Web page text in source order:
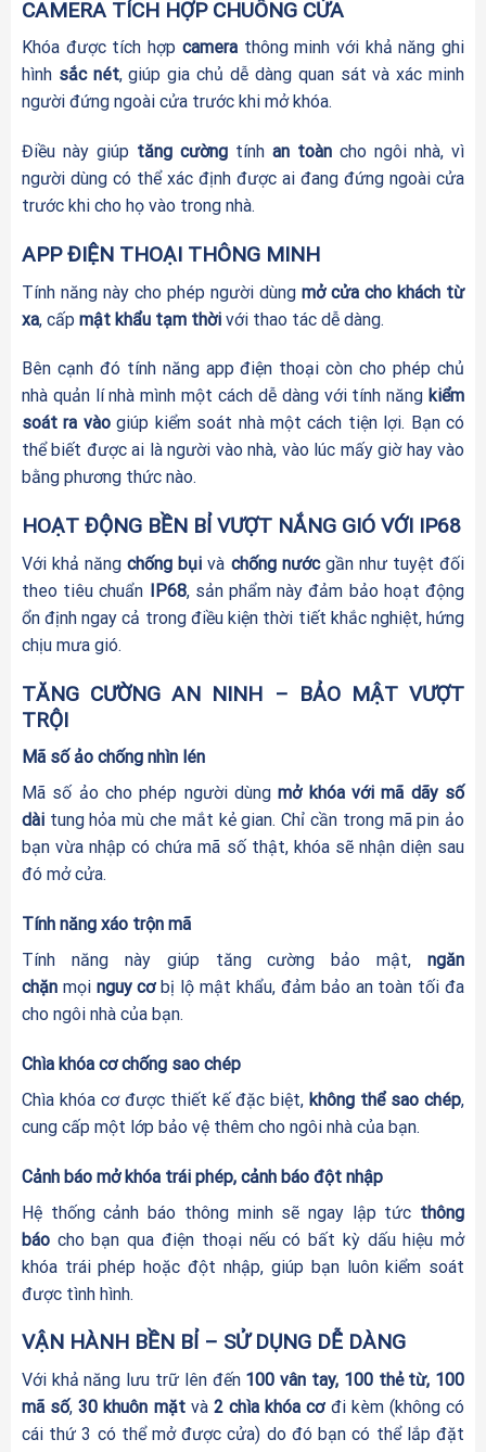
CAMERA TÍCH HỢP CHUÔNG CỬA
Khóa được tích hợp camerathông minh với khả năng ghi
hình sắc nét, giúp gia chủ dễ dàng quan sát và xác minh
người đứng ngoài cửa trước khi mở khóa.
Điều này giúp tăng cườngtínhan toàn cho ngôi nhà, vì
người dùng có thể xác định được ai đang đứng ngoài cửa
trước khi cho họ vào trong nhà.
APP ĐIỆN THOẠI THÔNG MINH
Tính năng này cho phép người dùngmở cửa cho khách từ
xa, cấp mật khẩu tạm thờivới thao tác dễ dàng.
Bên cạnh đó tính năng app điện thoại còn cho phép chủ
nhà quản lí nhà mình một cách dễ dàng với tính năng kiểm
soát ra vàogiúp kiểm soát nhà một cách tiện lợi. Bạn có
thể biết được ai là người vào nhà, vào lúc mấy giờ hay vào
bằng phương thức nào.
HOẠT ĐỘNG BỀN BỈ VƯỢT NẮNG GIÓ VỚI IP68
Với khả năngchống bụi và chống nướcgần như tuyệt đối
theo tiêu chuẩn IP68, sản phẩm này đảm bảo hoạt động
ổn định ngay cả trong điều kiện thời tiết khắc nghiệt, hứng
chịu mưa gió.
TĂNG CƯỜNG AN NINH – BẢO MẬT VƯỢT
TRỘI
Mã số ảo chống nhìn lén
Mã số ảo cho phép người dùngmở khóa với mã dãy số
dàitung hỏa mù che mắt kẻ gian. Chỉ cần trong mã pin ảo
bạn vừa nhập có chứa mã số thật, khóa sẽ nhận diện sau
đó mở cửa.
Tính năng xáo trộn mã
Tính năng này giúp tăng cường bảo mật,ngăn
chặnmọi nguy cơbị lộ mật khẩu, đảm bảo an toàn tối đa
cho ngôi nhà của bạn.
Chìa khóa cơ chống sao chép
Chìa khóa cơ được thiết kế đặc biệt,không thể sao chép,
cung cấp một lớp bảo vệ thêm cho ngôi nhà của bạn.
Cảnh báo mở khóa trái phép, cảnh báo đột nhập
Hệ thống cảnh báo thông minh sẽ ngay lập tức thông
báocho bạn qua điện thoại nếu có bất kỳ dấu hiệu mở
khóa trái phép hoặc đột nhập, giúp bạn luôn kiểm soát
được tình hình.
VẬN HÀNH BỀN BỈ – SỬ DỤNG DỄ DÀNG
Với khả năng lưu trữ lên đến 100 vân tay, 100 thẻ từ, 100
mã số,30 khuôn mặt và 2 chìa khóa cơđi kèm (không có
cái thứ 3 có thể mở được cửa) do đó bạn có thể lắp đặt